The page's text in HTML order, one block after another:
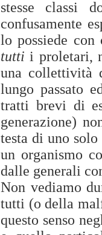
stesse classi
confusamente
lo possiede
tutti i proletari,
una collettività
lungo passato
tratti brevi di
generazione)
testa di uno
un organismo
dalle generali
Non vediamo
tutti (o della
questo senso